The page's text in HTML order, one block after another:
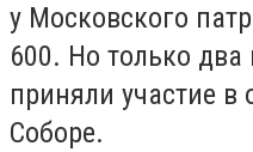
у Московского
600. Но только
приняли участие в
Соборе.